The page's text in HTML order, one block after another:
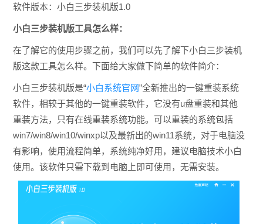
软件版本：小白三步装机版1.0
小白三步装机版工具怎么样：
在了解它的使用步骤之前，我们可以先了解下小白三步装机
版这款工具怎么样。下面给大家做下简单的软件简介：
小白三步装机版是“小白系统官网”全新推出的一键重装系统
软件，相较于其他的一键重装软件，它没有u盘重装和其他
重装方法，只有在线重装系统功能。可以重装的系统包括
win7/win8/win10/winxp以及最新出的win11系统，对于电脑没
有影响，使用流程简单，系统纯净好用，建议电脑技术小白
使用。该软件只需下载到电脑上即可使用，无需安装。